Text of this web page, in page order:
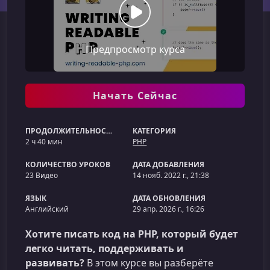
Предпросмотр курса
Начать Сейчас
ПРОДОЛЖИТЕЛЬНОСТЬ
2 ч 40 мин
КАТЕГОРИЯ
PHP
КОЛИЧЕСТВО УРОКОВ
23 Видео
ДАТА ДОБАВЛЕНИЯ
14 нояб. 2022 г., 21:38
ЯЗЫК
Английский
ДАТА ОБНОВЛЕНИЯ
29 апр. 2026 г., 16:26
Хотите писать код на PHP, который будет
легко читать, поддерживать и
развивать? В этом курсе вы разберёте